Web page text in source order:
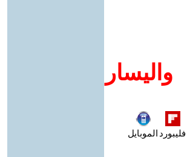
فليبورد الموبايل